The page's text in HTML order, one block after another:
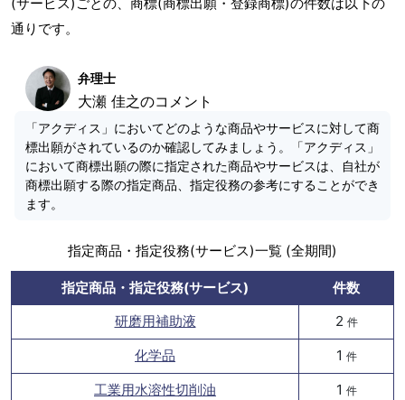
(サービス)ごとの、商標(商標出願・登録商標)の件数は以下の
通りです。
弁理士
大瀬 佳之のコメント
「アクディス」においてどのような商品やサービスに対して商
標出願がされているのか確認してみましょう。「アクディス」
において商標出願の際に指定された商品やサービスは、自社が
商標出願する際の指定商品、指定役務の参考にすることができ
ます。
指定商品・指定役務(サービス)一覧 (全期間)
指定商品・指定役務(サービス)
件数
研磨用補助液
2 件
化学品 1 件
工業用水溶性切削油 1 件